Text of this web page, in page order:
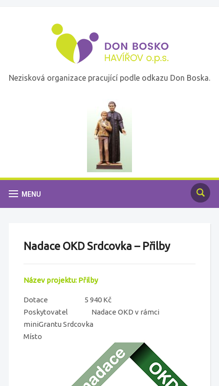
Nezisková organizace pracující podle odkazu Don Boska.
MENU
Nadace OKD Srdcovka – Přilby
Název projektu: Přilby
Dotace 5 940 Kč
Poskytovatel Nadace OKD v rámci
miniGrantu Srdcovka
Místo